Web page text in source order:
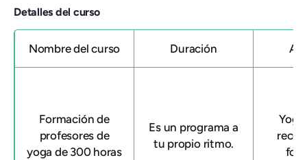
Detalles del curso
Nombre del curso Duración
Formación de
profesores de
yoga de 300 horas
Es un programa a
tu propio ritmo.